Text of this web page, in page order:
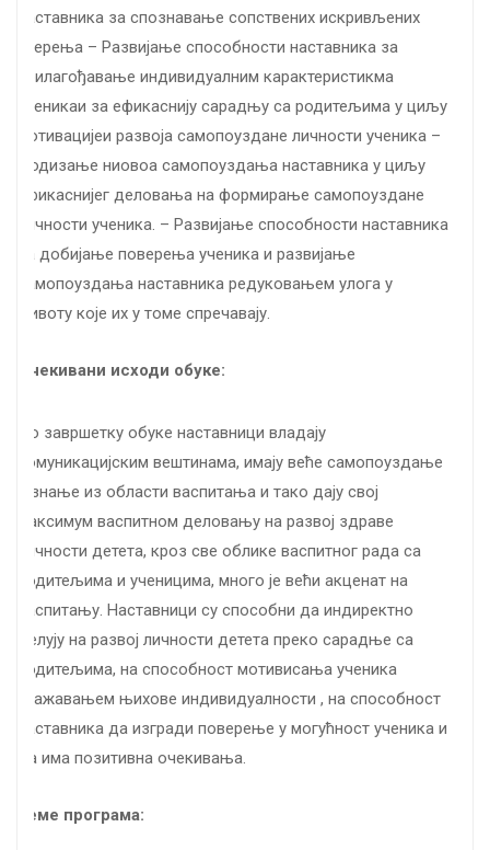
наставника за спознавање сопствених искривљених
уверења – Развијање способности наставника за
прилагођавање индивидуалним карактеристикма
ученикаи за ефикаснију сарадњу са родитељима у циљу
мотивацијеи развоја самопоуздане личности ученика –
Подизање ниовоа самопоуздања наставника у циљу
ефикаснијег деловања на формирање самопоуздане
личности ученика. – Развијање способности наставника
за добијање поверења ученика и развијање
самопоуздања наставника редуковањем улога у
животу које их у томе спречавају.
Очекивани исходи обуке:
По завршетку обуке наставници владаjу
комуникацијским вештинама, имају веће самопоуздање
и знање из области васпитања и тако дају свој
максимум васпитном деловању на развој здраве
личности детета, кроз све облике васпитног рада са
родитељима и ученицима, много је већи акценат на
васпитању. Наставници су способни да индиректно
делују на развој личности детета преко сарадње са
родитељима, на способност мотивисања ученика
уважавањем њихове индивидуалности , на способност
наставника да изгради поверење у могућност ученика и
да има позитивна очекивања.
Теме програма: